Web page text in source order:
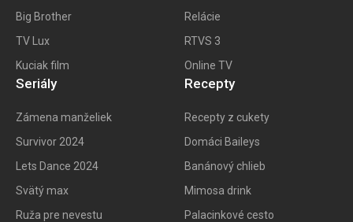
Big Brother
TV Lux
Kuciak film
Relácie
RTVS 3
Online TV
Seriály
Zámena manželiek
Survivor 2024
Lets Dance 2024
Svätý max
Ruža pre nevestu
Recepty
Recepty z cukety
Domáci Baileys
Banánový chlieb
Mimosa drink
Palacinkové cesto